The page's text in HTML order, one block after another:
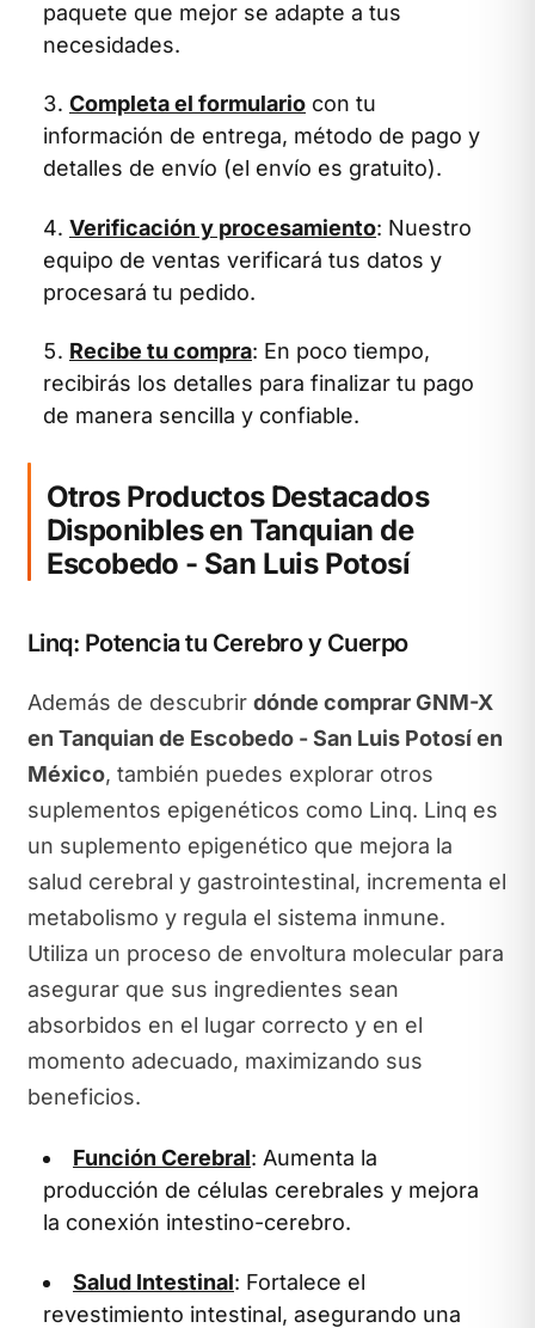
paquete que mejor se adapte a tus
necesidades.
Completa el formulario con tu
información de entrega, método de pago y
detalles de envío (el envío es gratuito).
Verificación y procesamiento: Nuestro
equipo de ventas verificará tus datos y
procesará tu pedido.
Recibe tu compra: En poco tiempo,
recibirás los detalles para finalizar tu pago
de manera sencilla y confiable.
Otros Productos Destacados
Disponibles en Tanquian de
Escobedo - San Luis Potosí
Linq: Potencia tu Cerebro y Cuerpo
Además de descubrir dónde comprar GNM-X
en Tanquian de Escobedo - San Luis Potosí en
México, también puedes explorar otros
suplementos epigenéticos como Linq. Linq es
un suplemento epigenético que mejora la
salud cerebral y gastrointestinal, incrementa el
metabolismo y regula el sistema inmune.
Utiliza un proceso de envoltura molecular para
asegurar que sus ingredientes sean
absorbidos en el lugar correcto y en el
momento adecuado, maximizando sus
beneficios.
Función Cerebral: Aumenta la
producción de células cerebrales y mejora
la conexión intestino-cerebro.
Salud Intestinal: Fortalece el
revestimiento intestinal, asegurando una